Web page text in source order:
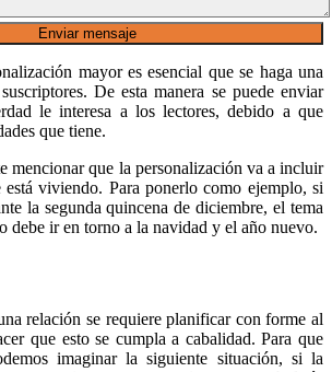
mayor es esencial que se haga una
De esta manera se puede enviar
le interesa a los lectores, debido a que
que tiene.
mencionar que la personalización va a incluir
está viviendo. Para ponerlo como ejemplo, si
la segunda quincena de diciembre, el tema
debe ir en torno a la navidad y el año nuevo.
relación se requiere planificar con forme al
que esto se cumpla a cabalidad. Para que
imaginar la siguiente situación, si la